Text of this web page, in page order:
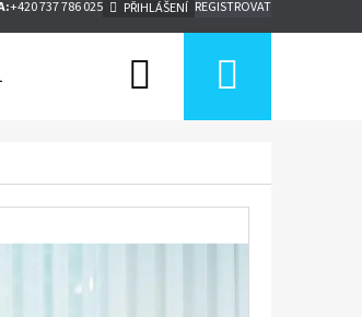
+420 737 786 025 PŘIHLÁŠENÍ REGISTROVAT
SMLOUVY Hledat